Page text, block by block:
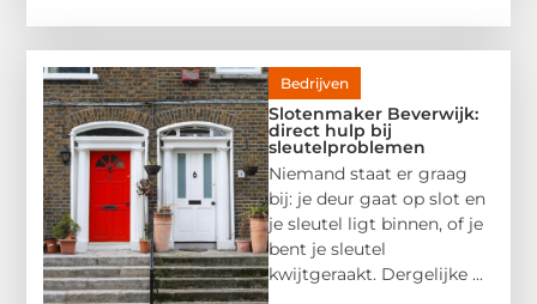
Bedrijven
Slotenmaker Beverwijk:
direct hulp bij
sleutelproblemen
Niemand staat er graag
bij: je deur gaat op slot en
je sleutel ligt binnen, of je
bent je sleutel
kwijtgeraakt. Dergelijke ...